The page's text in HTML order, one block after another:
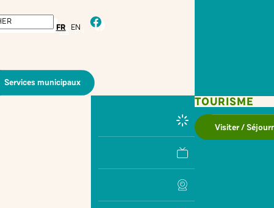
FR EN facebook
Services municipaux
TOURISME
Visiter /